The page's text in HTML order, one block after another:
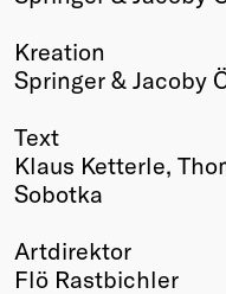
Kreation
Springer & Jacoby
Text
Klaus Ketterle,
Sobotka
Artdirektor
Flö Rastbichler